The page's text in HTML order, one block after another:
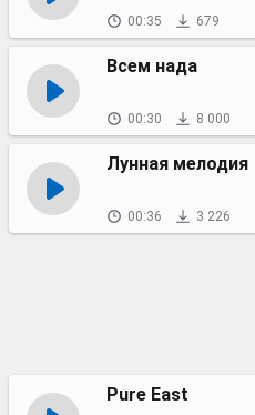
00:35 679
Всем нада
00:30 8 000
Лунная мелодия
00:36 3 226
Pure East